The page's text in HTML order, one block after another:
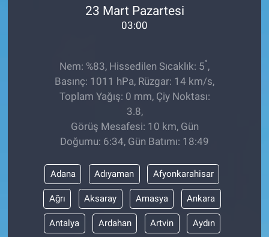
23 Mart Pazartesi
03:00
Nem: %83, Hissedilen Sıcaklık: 5°,
Basınç: 1011 hPa, Rüzgar: 14 km/s,
Toplam Yağış: 0 mm, Çiy Noktası:
3.8,
Görüş Mesafesi: 10 km, Gün
Doğumu: 6:34, Gün Batımı: 18:49
Adana Adıyaman Afyonkarahisar
Ağrı Aksaray Amasya Ankara
Antalya Ardahan Artvin Aydın